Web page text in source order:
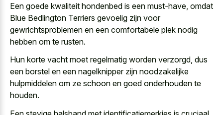
Een goede kwaliteit hondenbed is een must-have, omdat
Blue Bedlington Terriers gevoelig zijn voor
gewrichtsproblemen en een comfortabele plek nodig
hebben om te rusten.
Hun korte vacht moet regelmatig worden verzorgd, dus
een borstel en een nagelknipper zijn noodzakelijke
hulpmiddelen om ze schoon en goed onderhouden te
houden.